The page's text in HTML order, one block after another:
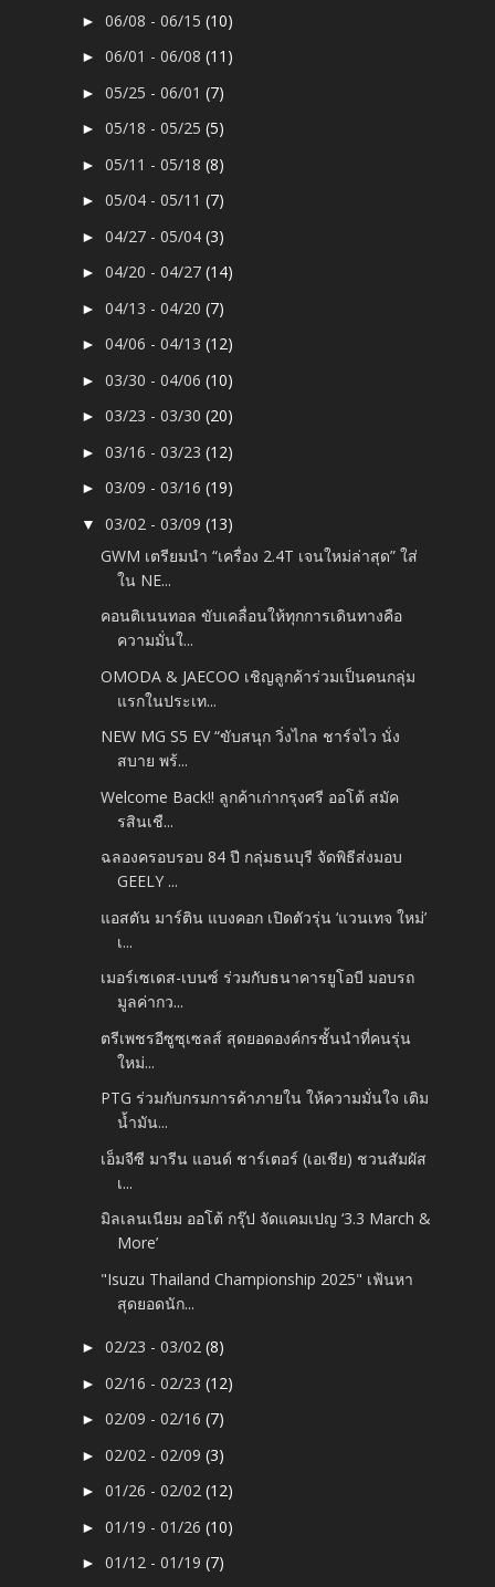
►06/08 - 06/15(10)
►06/01 - 06/08(11)
►05/25 - 06/01(7)
►05/18 - 05/25(5)
►05/11 - 05/18(8)
►05/04 - 05/11(7)
►04/27 - 05/04(3)
►04/20 - 04/27(14)
►04/13 - 04/20(7)
►04/06 - 04/13(12)
►03/30 - 04/06(10)
►03/23 - 03/30(20)
►03/16 - 03/23(12)
►03/09 - 03/16(19)
▼03/02 - 03/09(13)
GWM เตรียมนำ “เครื่อง 2.4T เจนใหม่ล่าสุด” ใส่
ใน NE...
คอนติเนนทอล ขับเคลื่อนให้ทุกการเดินทางคือ
ความมั่นใ...
OMODA & JAECOO เชิญลูกค้าร่วมเป็นคนกลุ่ม
แรกในประเท...
NEW MG S5 EV “ขับสนุก วิ่งไกล ชาร์จไว นั่ง
สบาย พร้...
Welcome Back!! ลูกค้าเก่ากรุงศรี ออโต้ สมัค
รสินเชื...
ฉลองครอบรอบ 84 ปี กลุ่มธนบุรี จัดพิธีส่งมอบ
GEELY ...
แอสตัน มาร์ติน แบงคอก เปิดตัวรุ่น ‘แวนเทจ ใหม่’
เ...
เมอร์เซเดส-เบนซ์ ร่วมกับธนาคารยูโอบี มอบรถ
มูลค่ากว...
ตรีเพชรอีซูซุเซลส์ สุดยอดองค์กรชั้นนำที่คนรุ่น
ใหม่...
PTG ร่วมกับกรมการค้าภายใน ให้ความมั่นใจ เติม
น้ำมัน...
เอ็มจีซี มารีน แอนด์ ชาร์เตอร์ (เอเชีย) ชวนสัมผัส
เ...
มิลเลนเนียม ออโต้ กรุ๊ป จัดแคมเปญ ‘3.3 March &
More’
"Isuzu Thailand Championship 2025" เฟ้นหา
สุดยอดนัก...
►02/23 - 03/02(8)
►02/16 - 02/23(12)
►02/09 - 02/16(7)
►02/02 - 02/09(3)
►01/26 - 02/02(12)
►01/19 - 01/26(10)
►01/12 - 01/19(7)